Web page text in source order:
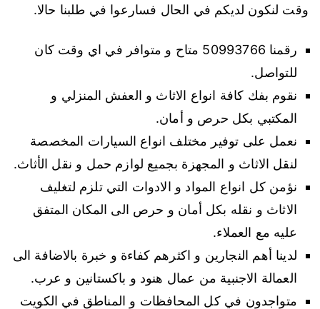
وقت لنكون لديكم في الحال فسارعوا في طلبنا حالا.
رقمنا 50993766 متاح و متوافر في اي وقت كان
للتواصل.
نقوم بفك كافة انواع الاثاث و العفش المنزلي و
المكتبي بكل حرص و أمان.
نعمل على توفير مختلف انواع السيارات المخصصة
لنقل الاثاث و المجهزة بجميع لوازم حمل و نقل الأثاث.
نؤمن كل انواع المواد و الادوات التي تلزم لتغليف
الاثاث و نقله بكل أمان و حرص الى المكان المتفق
عليه مع العملاء.
لدينا أهم النجارين و اكثرهم كفاءة و خبرة بالاضافة الى
العمالة الاجنبية من عمال هنود و باكستانين و عرب.
متواجدون في كل المحافظات و المناطق في الكويت